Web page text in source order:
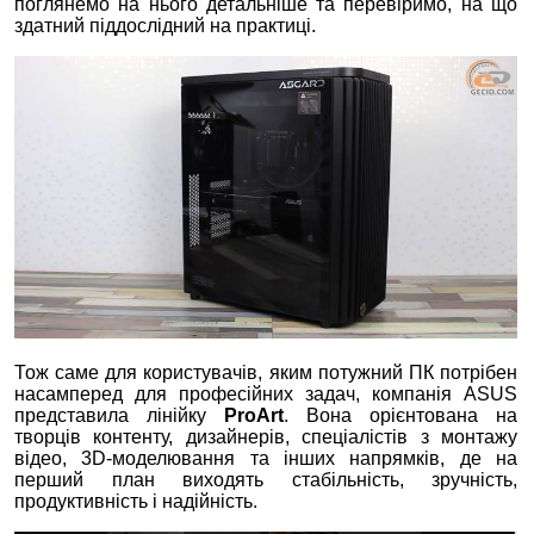
здатний піддослідний на практиці.
Тож саме для користувачів, яким потужний ПК потрібен
насамперед для професійних задач, компанія ASUS
представила лінійку
ProArt. Вона орієнтована на
творців контенту, дизайнерів, спеціалістів з монтажу
відео, 3D-моделювання та інших напрямків, де на
перший план виходять стабільність, зручність,
продуктивність і надійність.